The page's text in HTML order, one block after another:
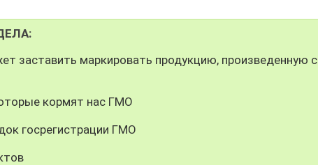
заставить маркировать продукцию, произведенную
кормят нас ГМО
госрегистрации ГМО